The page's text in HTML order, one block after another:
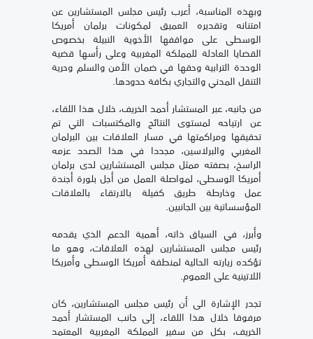
وبهذه المناسبة، أعرب رئيس مجلس المستشارين عن
امتنانه وتقديره العميق لمكونات برلمان أمريكا
الوسطى على مواقفها الأخوية النبيلة بخصوص
القضايا العادلة للمملكة المغربية وعلى رأسها قضية
الوحدة الترابية وحقها في ضمان الأمن والسلم وحرية
التنقل المدني والتجاري بكافة حدودها.
من جانبه، عبر المستشار أحمد الخريف، خلال هذا اللقاء،
عن ارتياحه لمستوى النتائج والمكتسبات التي تم
تحقيقها ومراكمتها في مسار العلاقات بين البرلمان
المغربي والبرلاسين، مجددا في هذا الصدد عزمه
الراسخ، بصفته ممثل مجلس المستشارين لدى برلمان
أمريكا الوسطى، لمواصلة العمل من أجل بلورة أجندة
عمل وخارطة طريق كفيلة بالارتقاء بالعلاقات
المؤسساتية بين الجانبين.
وأبرز، في السياق ذاته، أهمية الدعم الذي يقدمه
رئيس مجلس المستشارين لهذه العلاقات، وهو ما
تؤكده زيارته الحالية لمنطقة أمريكا الوسطى وأمريكا
اللاتينية على العموم.
تجدر الإشارة الى أن رئيس مجلس المستشارين، كان
مرفوقا خلال هذا اللقاء، إلى جانب المستشار أحمد
الخريف، بكل من سفير المملكة المغربية المعتمد